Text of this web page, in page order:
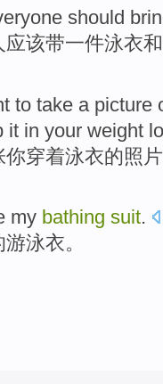
should
应该带一件泳衣和
to take a picture
it in your weight
你穿着泳衣的照
my bathing suit.
游泳衣。